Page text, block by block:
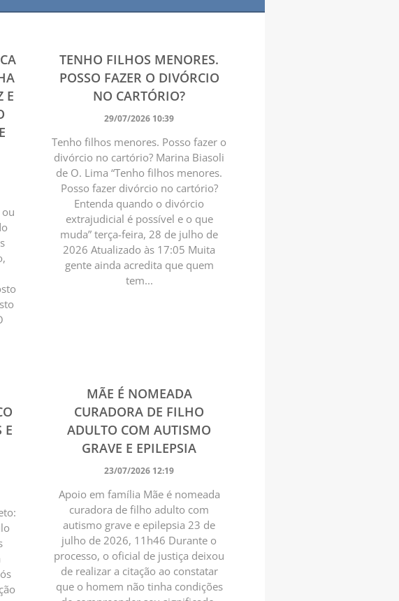
E
TENHO FILHOS MENORES.
POSSO FAZER O DIVÓRCIO
NO CARTÓRIO?
29/07/2026 10:39
Tenho filhos menores. Posso fazer o
divórcio no cartório? Marina Biasoli
de O. Lima “Tenho filhos menores.
Posso fazer divórcio no cartório?
Entenda quando o divórcio
extrajudicial é possível e o que
muda” terça-feira, 28 de julho de
2026 Atualizado às 17:05 Muita
gente ainda acredita que quem
tem...
E
MÃE É NOMEADA
CURADORA DE FILHO
ADULTO COM AUTISMO
GRAVE E EPILEPSIA
23/07/2026 12:19
Apoio em família Mãe é nomeada
curadora de filho adulto com
autismo grave e epilepsia 23 de
julho de 2026, 11h46 Durante o
processo, o oficial de justiça deixou
de realizar a citação ao constatar
que o homem não tinha condições